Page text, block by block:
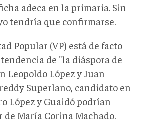
adeca en la primaria. Sin
tendría que confirmarse.
Popular (VP) está de facto
de "la diáspora de
Leopoldo López y Juan
Superlano, candidato en
López y Guaidó podrían
María Corina Machado.